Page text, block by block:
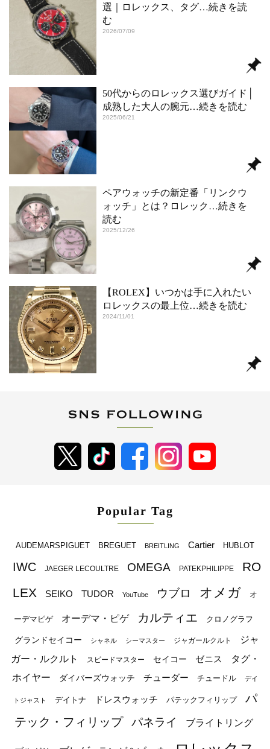
選｜ロレックス、タグ…続きを読
む
2026/07/09
50代からのロレックス選びガイド│
成熟した大人の腕元…続きを読む
2025/06/21
ペアウォッチの新定番「リンクウ
ォッチ」とは？ロレック …続きを
読む
2025/12/26
【ROLEX】いつかは手に入れたい
ロレックスの最上位…続きを読む
2024/11/01
Popular Tag
AUDEMARSPIGUET BREGUET BREITLING Cartier HUBLOT
IWC JAEGER LECOULTRE OMEGA PATEKPHILIPPE
RO
LEX
SEIKO TUDOR YouTube ウブロ オメガ オ
ーデマピゲ オーデマ・ピゲ カルティエ クロノグラフ
グランドセイコー シャネル シーマスター ジャガールクルト
ジャ
ガー・ルクルト
スピードマスター セイコー ゼニス
タグ・
ホイヤー
ダイバーズウォッチ チューダー チュードル デイ
トジャスト デイトナ ドレスウォッチ パテックフィリップ
パ
テック・フィリップ
パネライ ブライトリング